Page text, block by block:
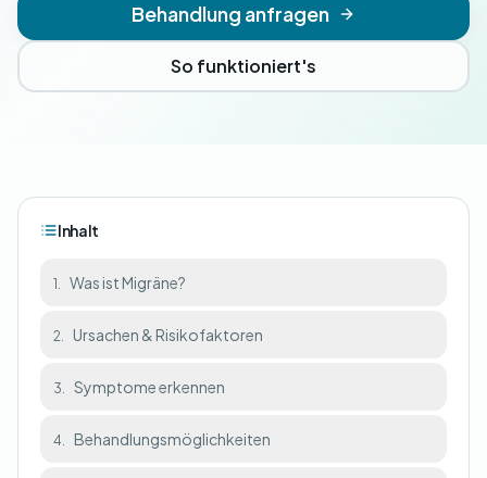
Behandlung anfragen
So funktioniert's
Inhalt
1. Was ist Migräne?
2. Ursachen & Risikofaktoren
3. Symptome erkennen
4. Behandlungsmöglichkeiten